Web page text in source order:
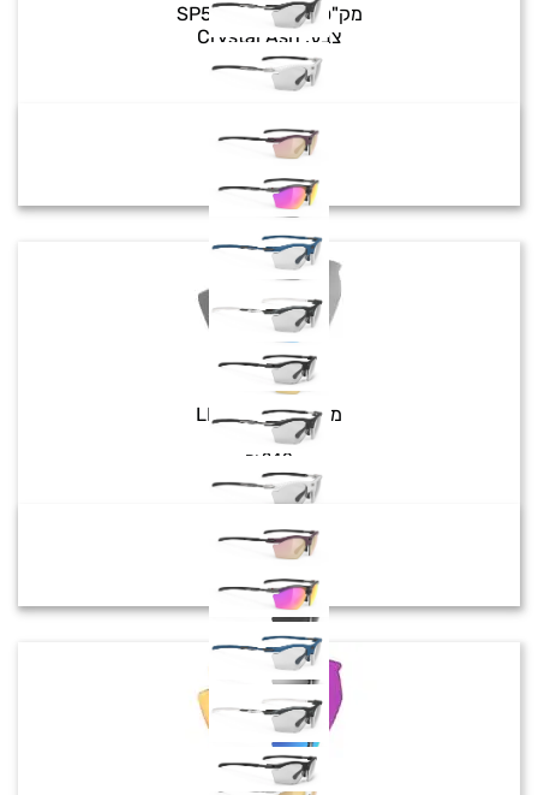
מק"ט:SP545257-001
צבע: Crystal Ash
960
Rydon Slim
מק"ט:LE540903
צבע:
₪ 240
Rydon Slim